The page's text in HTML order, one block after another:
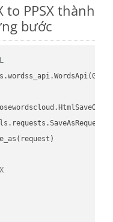
to PPSX thành
bước